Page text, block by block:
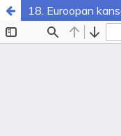
18. Euroopan